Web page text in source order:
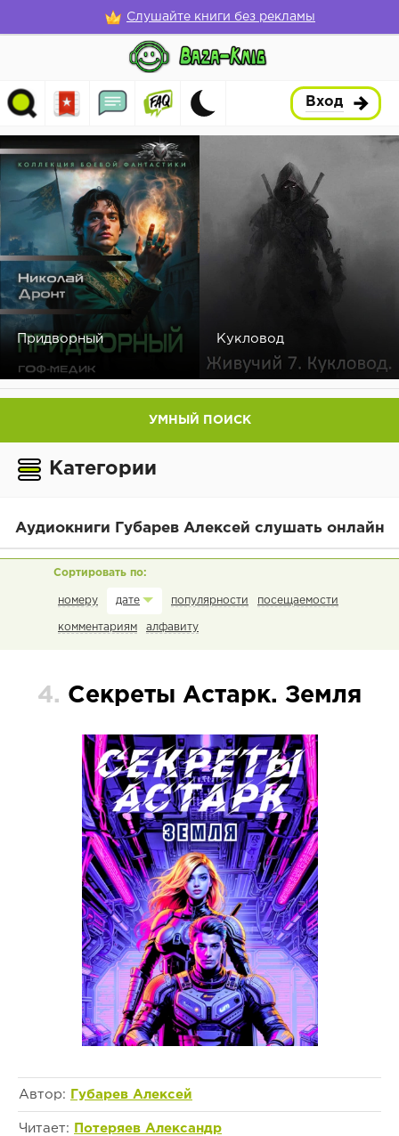
Слушайте книги без рекламы
Вход
Придворный Кукловод
УМНЫЙ ПОИСК
Категории
Аудиокниги Губарев Алексей слушать онлайн
номеру дате популярности посещаемости
комментариям алфавиту
4. Секреты Астарк. Земля
Автор: Губарев Алексей
Читает: Потеряев Александр